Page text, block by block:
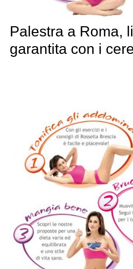
Palestra a Roma,
garantita con i